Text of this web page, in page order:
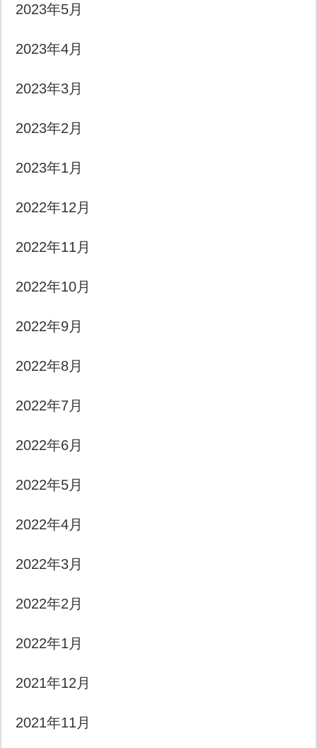
2023年5月
2023年4月
2023年3月
2023年2月
2023年1月
2022年12月
2022年11月
2022年10月
2022年9月
2022年8月
2022年7月
2022年6月
2022年5月
2022年4月
2022年3月
2022年2月
2022年1月
2021年12月
2021年11月